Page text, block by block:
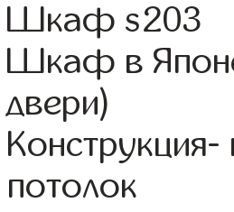
Шкаф s203
Шкаф в
двери)
потолок